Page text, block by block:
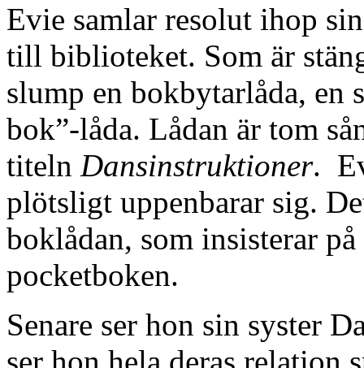
Evie samlar resolut ihop
till biblioteket. Som är
slump en bokbytarlåda, en
bok”-låda. Lådan är tom
titeln Dansinstruktioner.
plötsligt uppenbarar sig.
boklådan, som insisterar
pocketboken.
Senare ser hon sin syster
ser hon hela deras relation